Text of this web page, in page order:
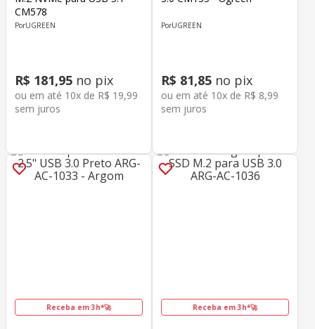
CM578
UGREEN
R$ 181,95 no pix
ou em até 10x de R$ 19,99
sem juros
UGREEN
R$ 81,85 no pix
ou em até 10x de R$ 8,99
sem juros
Receba em 3h*🚀 Receba em 3h*🚀